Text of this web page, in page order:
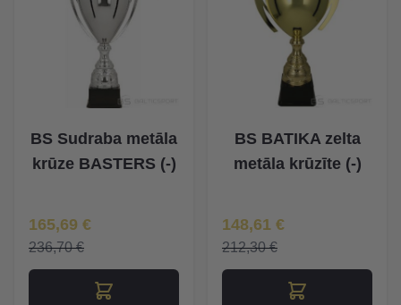
BS Sudraba metāla
krūze BASTERS (-)
Īpaša Cena
165,69 €
236,70 €
BS BATIKA zelta
metāla krūzīte (-)
Īpaša Cena
148,61 €
212,30 €